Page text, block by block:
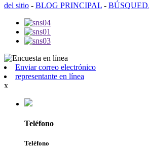
del sitio - BLOG PRINCIPAL -
Enviar correo electrónico
representante en línea
x
Teléfono
Teléfono